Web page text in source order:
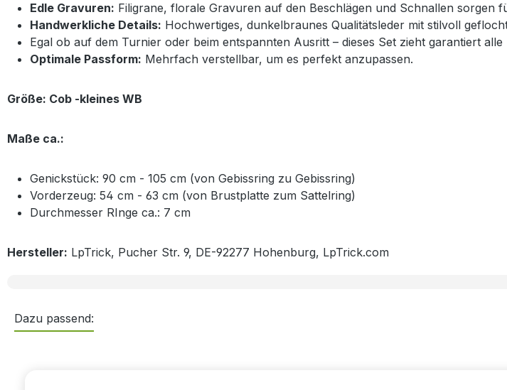
Edle Gravuren: Filigrane, florale Gravuren auf den Beschlägen und Schnallen sorgen
Handwerkliche Details: Hochwertiges, dunkelbraunes Qualitätsleder mit stilvoll
Egal ob auf dem Turnier oder beim entspannten Ausritt – dieses Set zieht garantiert alle
Optimale Passform: Mehrfach verstellbar, um es perfekt anzupassen.
Größe: Cob -kleines WB
Maße ca.:
Genickstück: 90 cm - 105 cm (von Gebissring zu Gebissring)
Vorderzeug: 54 cm - 63 cm (von Brustplatte zum Sattelring)
Durchmesser RInge ca.: 7 cm
Hersteller: LpTrick, Pucher Str. 9, DE-92277 Hohenburg, LpTrick.com
Dazu passend: